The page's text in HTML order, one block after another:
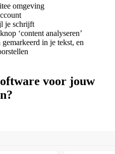
omgeving
je schrijft
‘content analyseren’
in je tekst, en
voor jouw